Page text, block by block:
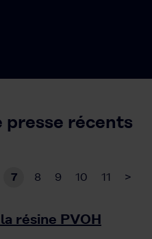
presse récents
7 8 9 10 11 >
résine PVOH